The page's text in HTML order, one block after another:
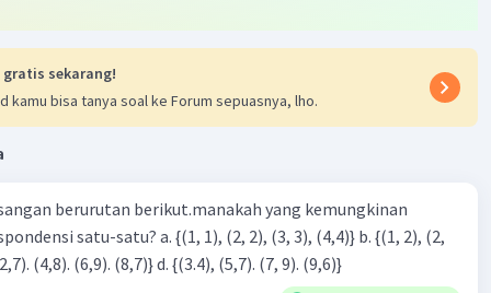
Community Level 92
10:25
terverifikasi
tepat untuk soal tersebut adalahx² – 6x – 16 = 0
gratis sekarang!
kamu bisa tanya soal ke Forum sepuasnya, lho.
berurutan berikut.manakah yang kemungkinan
3), (3, 4). (4,5)} c. {(2,7). (4,8). (6,9). (8,7)} d. {(3.4), (5,7). (7, 9). (9,6)}